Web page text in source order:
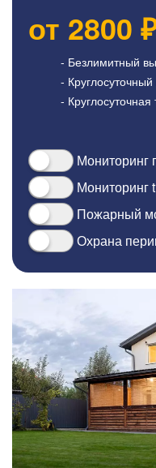
от 2800
- Безлимитный
-
-
Мониторинг
Мониторинг
Пожарный
Охрана